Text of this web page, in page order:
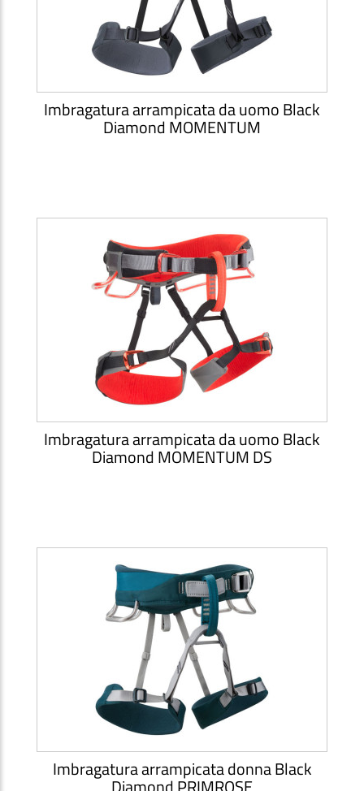
Imbragatura arrampicata da uomo Black
Diamond MOMENTUM
Imbragatura arrampicata da uomo Black
Diamond MOMENTUM DS
Imbragatura arrampicata donna Black